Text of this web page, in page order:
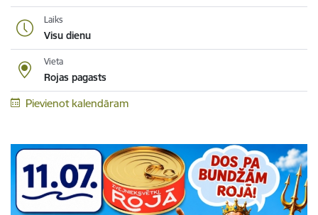
Laiks
Visu dienu
Vieta
Rojas pagasts
Pievienot kalendāram